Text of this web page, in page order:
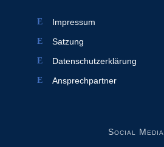
Impressum
Satzung
Datenschutzerklärung
Ansprechpartner
Social Media